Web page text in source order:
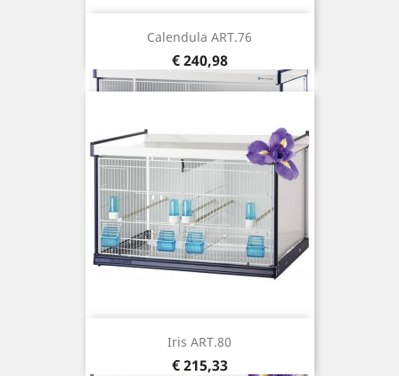
Calendula ART.76
Prijs
€ 240,98
Iris ART.80
Prijs
€ 215,33